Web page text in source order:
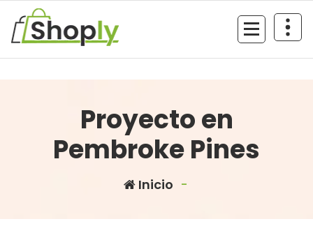
contenido
Proyecto en
Pembroke Pines
Inicio -